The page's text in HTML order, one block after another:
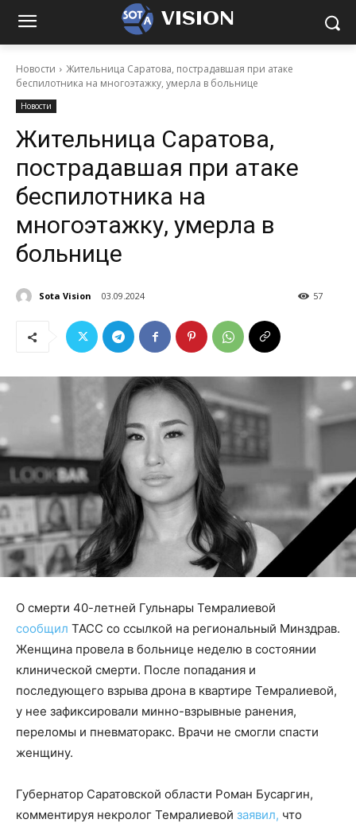
VISION
Новости
Жительница Саратова, пострадавшая при атаке
беспилотника на многоэтажку, умерла в больнице
Новости
Жительница Саратова,
пострадавшая при атаке
беспилотника на
многоэтажку, умерла в
больнице
Sota Vision 03.09.2024 57
О смерти 40-летней Гульнары Темралиевой
сообщил ТАСС со ссылкой на региональный Минздрав.
Женщина провела в больнице неделю в состоянии
клинической смерти. После попадания и
последующего взрыва дрона в квартире Темралиевой,
у нее зафиксировали минно-взрывные ранения,
переломы и пневматоракс. Врачи не смогли спасти
женщину.
Губернатор Саратовской области Роман Бусаргин,
комментируя некролог Темралиевой заявил, что